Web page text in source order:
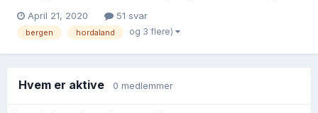
April 21, 2020
51 svar
bergen hordaland og 3 flere)
Hvem er aktive 0 medlemmer